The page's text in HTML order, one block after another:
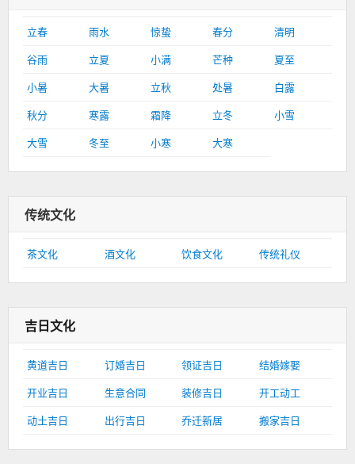
立春 雨水 惊蛰 春分
清明
谷雨
立夏 小满 芒种
夏至
小暑
大暑 立秋 处暑
白露
秋分
寒露 霜降 立冬
小雪
大雪
冬至 小寒 大寒
传统文化
茶文化 酒文化 饮食文化 传统礼仪
吉日文化
黄道吉日 订婚吉日 领证吉日
结婚嫁娶
开业吉日
生意合同 装修吉日
开工动工
动土吉日
出行吉日 乔迁新居 搬家吉日